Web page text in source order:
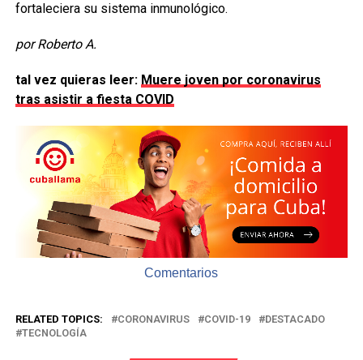
fortaleciera su sistema inmunológico.
por Roberto A.
tal vez quieras leer: Muere joven por coronavirus
tras asistir a fiesta COVID
Comentarios
RELATED TOPICS: CORONAVIRUS COVID-19
DESTACADO
TECNOLOGÍA